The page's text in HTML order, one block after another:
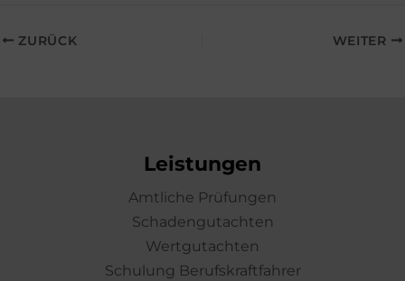
ZURÜCK WEITER
Leistungen
Amtliche Prüfungen
Schadengutachten
Wertgutachten
Schulung Berufskraftfahrer